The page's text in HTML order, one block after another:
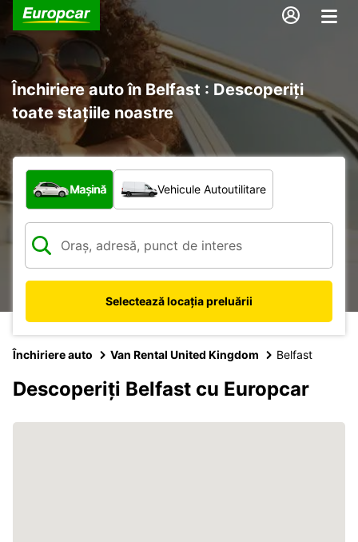
Închiriere auto în Belfast : Descoperiți
toate stațiile noastre
Ce tip de vehicul?
Mașină Vehicule Autoutilitare
Selectează locația preluării
Închiriere auto Van Rental United Kingdom Belfast
Descoperiți Belfast cu Europcar